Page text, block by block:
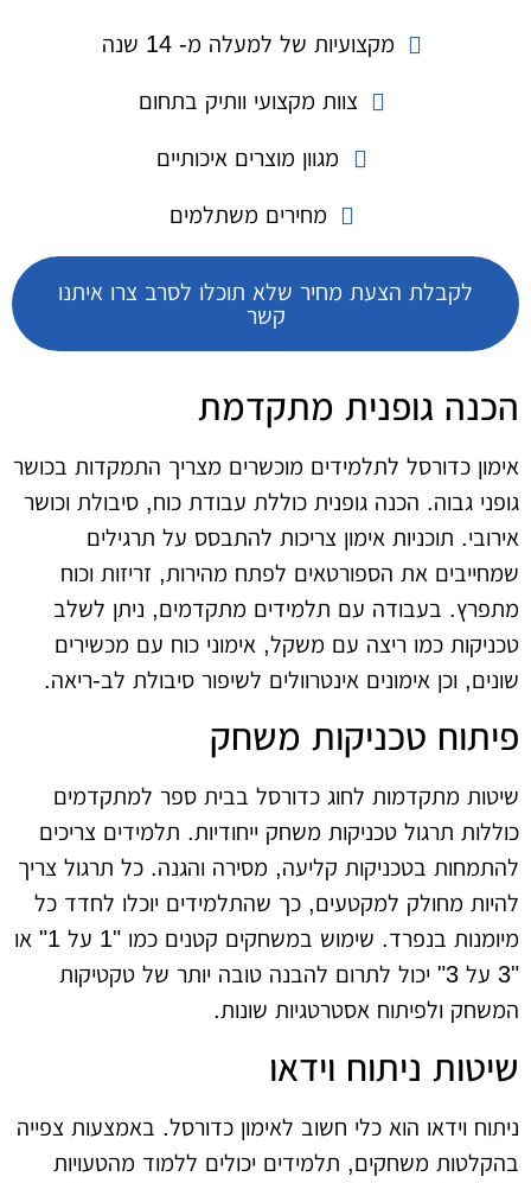
מקצועיות של למעלה מ- 14 שנה
צוות מקצועי וותיק בתחום
מגוון מוצרים איכותיים
מחירים משתלמים
לקבלת הצעת מחיר שלא תוכלו לסרב צרו איתנו
קשר
הכנה גופנית מתקדמת
אימון כדורסל לתלמידים מוכשרים מצריך התמקדות בכושר
גופני גבוה. הכנה גופנית כוללת עבודת כוח, סיבולת וכושר
אירובי. תוכניות אימון צריכות להתבסס על תרגילים
שמחייבים את הספורטאים לפתח מהירות, זריזות וכוח
מתפרץ. בעבודה עם תלמידים מתקדמים, ניתן לשלב
טכניקות כמו ריצה עם משקל, אימוני כוח עם מכשירים
שונים, וכן אימונים אינטרוולים לשיפור סיבולת לב-ריאה.
פיתוח טכניקות משחק
שיטות מתקדמות לחוג כדורסל בבית ספר למתקדמים
כוללות תרגול טכניקות משחק ייחודיות. תלמידים צריכים
להתמחות בטכניקות קליעה, מסירה והגנה. כל תרגול צריך
להיות מחולק למקטעים, כך שהתלמידים יוכלו לחדד כל
מיומנות בנפרד. שימוש במשחקים קטנים כמו "1 על 1" או
"3 על 3" יכול לתרום להבנה טובה יותר של טקטיקות
המשחק ולפיתוח אסטרטגיות שונות.
שיטות ניתוח וידאו
ניתוח וידאו הוא כלי חשוב לאימון כדורסל. באמצעות צפייה
בהקלטות משחקים, תלמידים יכולים ללמוד מהטעויות